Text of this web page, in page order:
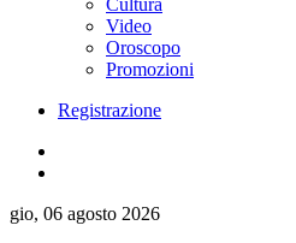
Cultura
Video
Oroscopo
Promozioni
Registrazione
gio, 06 agosto 2026